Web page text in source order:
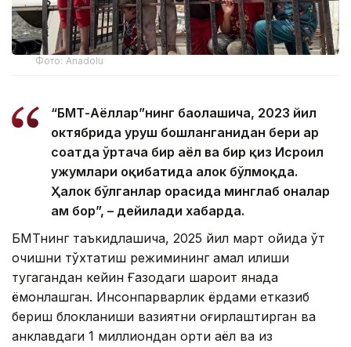
Фото: Anadolu
“БМТ-Аёллар”нинг баҳолашича, 2023 йил
октябрида уруш бошланганидан бери ҳар
соатда ўртача бир аёл ва бир қиз Исроил
ҳужумлари оқибатида ҳалок бўлмоқда.
Ҳалок бўлганлар орасида минглаб оналар
ҳам бор”, – дейилади хабарда.
БМТнинг таъкидлашича, 2025 йил март ойида ўт
очишни тўхтатиш режимининг амал қилиши
тугагандан кейин Ғазодаги шароит янада
ёмонлашган. Инсонпарварлик ёрдами етказиб
бериш блокланиши вазиятни оғирлаштирган ва
анклавдаги 1 миллиондан ортиқ аёл ва қиз